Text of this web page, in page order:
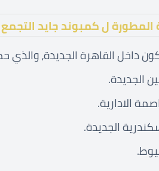
ل كمبوند جايد
داخل القاهرة الجديدة، والذي
الجديدة.
الادارية.
الجديدة.